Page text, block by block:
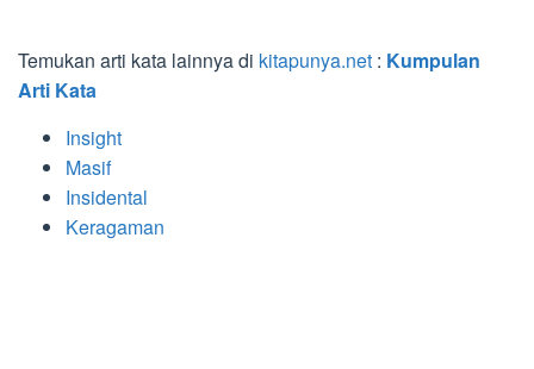
Temukan arti kata lainnya di kitapunya.net : Kumpulan
Arti Kata
Insight
Masif
Insidental
Keragaman